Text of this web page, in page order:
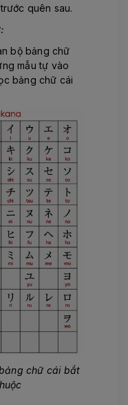
quên sau.
bộ bảng chữ
mẫu tự vào
bảng chữ cái
chữ cái bắt